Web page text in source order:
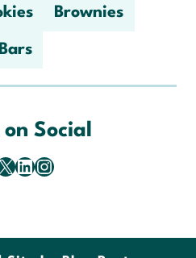
Brownies
Bars
on Social
LinkedIn
Instagram